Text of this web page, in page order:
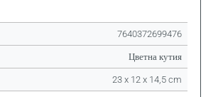
7640372699476
Цветна кутия
23 x 12 x 14,5 cm